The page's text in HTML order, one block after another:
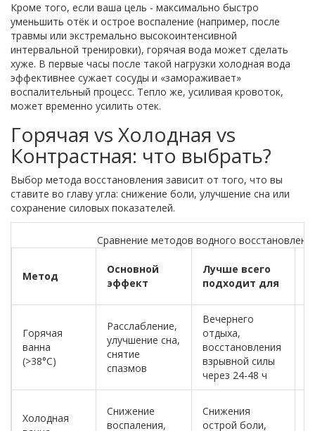
Кроме того, если ваша цель - максимально быстро
уменьшить отёк и острое воспаление (например, после
травмы или экстремально высокоинтенсивной
интервальной тренировки), горячая вода может сделать
хуже. В первые часы после такой нагрузки холодная вода
эффективнее сужает сосуды и «замораживает»
воспалительный процесс. Тепло же, усиливая кровоток,
может временно усилить отек.
Горячая vs Холодная vs
Контрастная: что выбрать?
Выбор метода восстановления зависит от того, что вы
ставите во главу угла: снижение боли, улучшение сна или
сохранение силовых показателей.
Сравнение методов водного
Метод
Основной
эффект
Лучше всего
подходит для
Горячая
ванна
(>38°C)
Расслабление,
улучшение сна,
снятие
спазмов
Вечернего
отдыха,
восстановления
взрывной силы
через 24-48 ч
Холодная
Снижение
воспаления,
Снижения
острой боли,